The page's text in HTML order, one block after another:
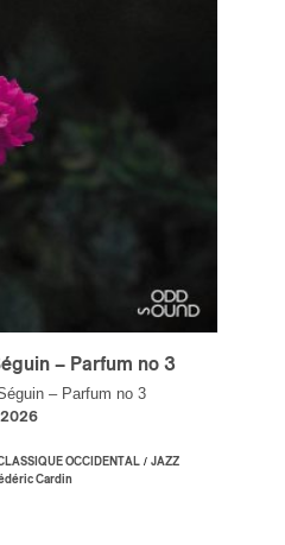
– Parfum no 3
– Parfum no 3
2026
OCCIDENTAL / JAZZ
Cardin